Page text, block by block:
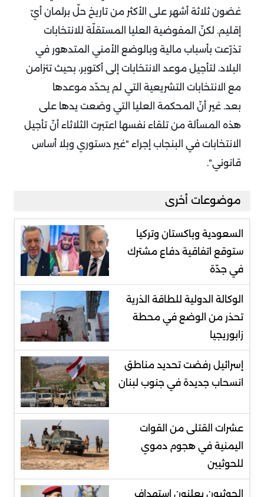
غضون ثلاثة أشهر على الأكثر من تاريخ حلّ برلمان أيّ
إقليم. لكنّ المفوضية العليا المستقلّة للانتخابات
تذرّعت بأسباب مالية وبالوضع الأمني المتدهور في
البلاد، لتأجيل موعد الانتخابات إلى أكتوبر، بحيث تتزامن
مع الانتخابات التشريعية التي لم يحدّد موعدها
بعد. غير أنّ المحكمة العليا التي وضعت يدها على
هذه المسألة من تلقاء نفسها اعتبرت الثلاثاء أنّ تأجيل
الانتخابات في البنجاب إجراء "غير دستوري وبلا أساس
قانوني".
موضوعات أخرى
السعودية وباكستان وتركيا
ستوقع اتفاقية دفاع مشترك
في جدّة
الوكالة الدولية للطاقة الذرية
تحذر من الوضع في محطة
زابوريجيا
إسرائيل رفضت تحديد مناطق
انسحاب جديدة في جنوب لبنان
عشرات القتلى من القوات
اليمنية في هجوم دموي
للحوثيين
الحوثيون يعلنون استهداف